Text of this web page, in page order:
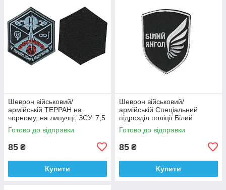
Шеврон військовий/
армійській ТЕРРАН на
чорному, на липучці, ЗСУ. 7,5
см * 9 см
Готово до відправки
85 ₴
Купити
Шеврон військовий/
армійській Спеціальний
підрозділ поліції Білий
янгол на чорному, ЗСУ. 7 см *
9 см
Готово до відправки
85 ₴
Купити